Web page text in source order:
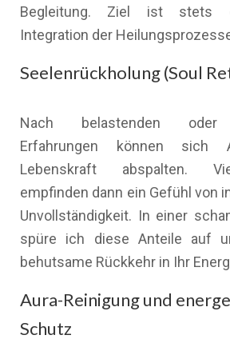
Begleitung. Ziel ist stets
Integration der
Seelenrückholung (Soul
Nach belastenden oder
Erfahrungen können sich
Lebenskraft abspalten.
empfinden dann ein Gefühl von
Unvollständigkeit. In einer
spüre ich diese Anteile auf
behutsame Rückkehr in Ihr
Aura-Reinigung und
Schutz